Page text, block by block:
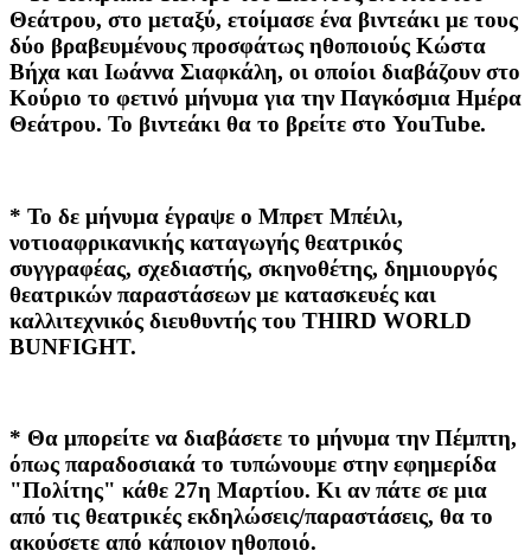
Θεάτρου, στο μεταξύ, ετοίμασε ένα βιντεάκι με τους
δύο βραβευμένους προσφάτως ηθοποιούς Κώστα
Βήχα και Ιωάννα Σιαφκάλη, οι οποίοι διαβάζουν στο
Κούριο το φετινό μήνυμα για την Παγκόσμια Ημέρα
Θεάτρου. Το βιντεάκι θα το βρείτε στο YouTube.
* Το δε μήνυμα έγραψε ο Μπρετ Μπέιλι,
νοτιοαφρικανικής καταγωγής θεατρικός
συγγραφέας, σχεδιαστής, σκηνοθέτης, δημιουργός
θεατρικών παραστάσεων με κατασκευές και
καλλιτεχνικός διευθυντής του THIRD WORLD
BUNFIGHT.
* Θα μπορείτε να διαβάσετε το μήνυμα την Πέμπτη,
όπως παραδοσιακά το τυπώνουμε στην εφημερίδα
"Πολίτης" κάθε 27η Μαρτίου. Κι αν πάτε σε μια
από τις θεατρικές εκδηλώσεις/παραστάσεις, θα το
ακούσετε από κάποιον ηθοποιό.